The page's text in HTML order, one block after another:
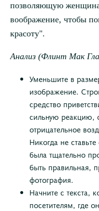
позволяющую
воображение, чтобы
красоту".
Анализ (Флинт Мак
Уменьшите в
изображение.
средство
сильную реакцию,
отрицательное
Никогда не
была тщательно
быть правильная,
фотография.
Начните с текста,
посетителям, где